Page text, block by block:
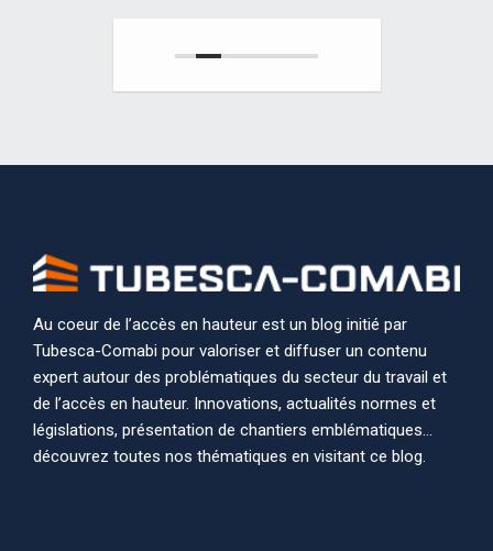
Au coeur de l’accès en hauteur est un blog initié par
Tubesca-Comabi pour valoriser et diffuser un contenu
expert autour des problématiques du secteur du travail et
de l’accès en hauteur. Innovations, actualités normes et
législations, présentation de chantiers emblématiques…
découvrez toutes nos thématiques en visitant ce blog.